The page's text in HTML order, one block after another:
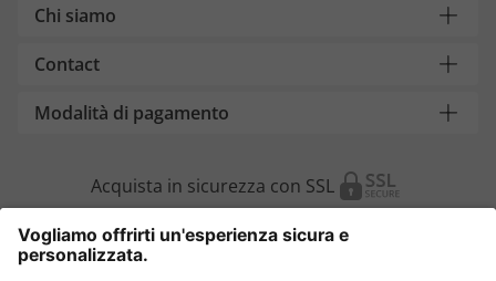
Chi siamo
Contact
Modalità di pagamento
Acquista in sicurezza con SSL
Cambia Paese